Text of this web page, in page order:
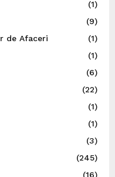
(1)
(9)
de Afaceri
(1)
(1)
(6)
(22)
(1)
(1)
(3)
(245)
(16)